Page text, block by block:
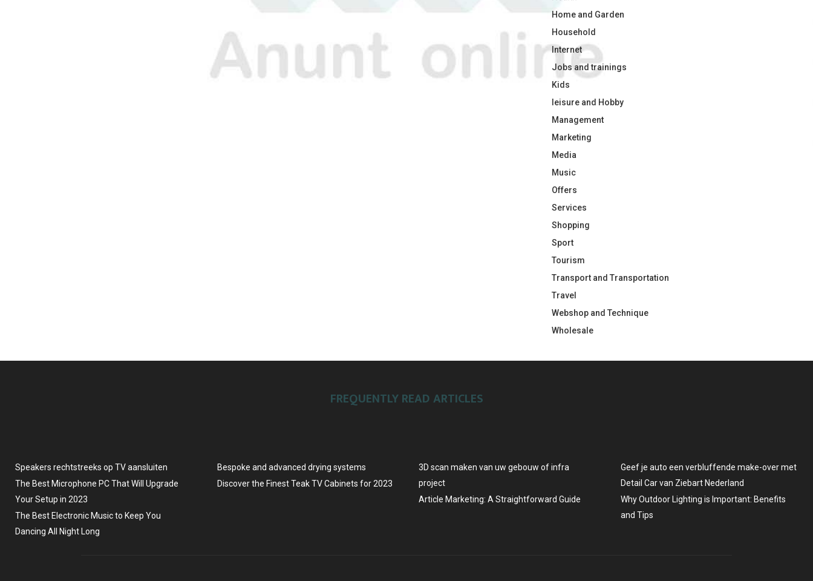
Home and Garden
Household
Internet
Jobs and trainings
Kids
leisure and Hobby
Management
Marketing
Media
Music
Offers
Services
Shopping
Sport
Tourism
Transport and Transportation
Travel
Webshop and Technique
Wholesale
FREQUENTLY READ ARTICLES
Speakers rechtstreeks op TV aansluiten
The Best Microphone PC That Will Upgrade
Your Setup in 2023
The Best Electronic Music to Keep You
Dancing All Night Long
Bespoke and advanced drying systems
Discover the Finest Teak TV Cabinets for 2023
3D scan maken van uw gebouw of infra
project
Article Marketing: A Straightforward Guide
Geef je auto een verbluffende make-over met
Detail Car van Ziebart Nederland
Why Outdoor Lighting is Important: Benefits
and Tips